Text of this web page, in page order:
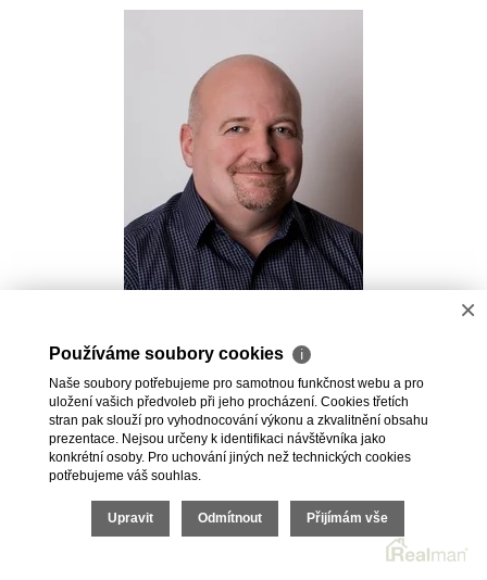
Pavel Kovalev
+420 723 491 625
pavel.kovalev@vdfreality.cz
×
Používáme soubory cookies ℹ
Naše soubory potřebujeme pro samotnou funkčnost webu a pro
uložení vašich předvoleb při jeho procházení. Cookies třetích
stran pak slouží pro vyhodnocování výkonu a zkvalitnění obsahu
prezentace. Nejsou určeny k identifikaci návštěvníka jako
konkrétní osoby. Pro uchování jiných než technických cookies
potřebujeme váš souhlas.
Upravit Odmítnout Přijímám vše